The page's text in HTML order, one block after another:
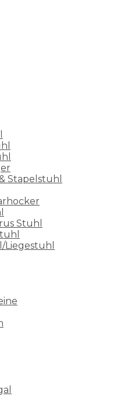
Stapelstuhl
Stuhl
Liegestuhl